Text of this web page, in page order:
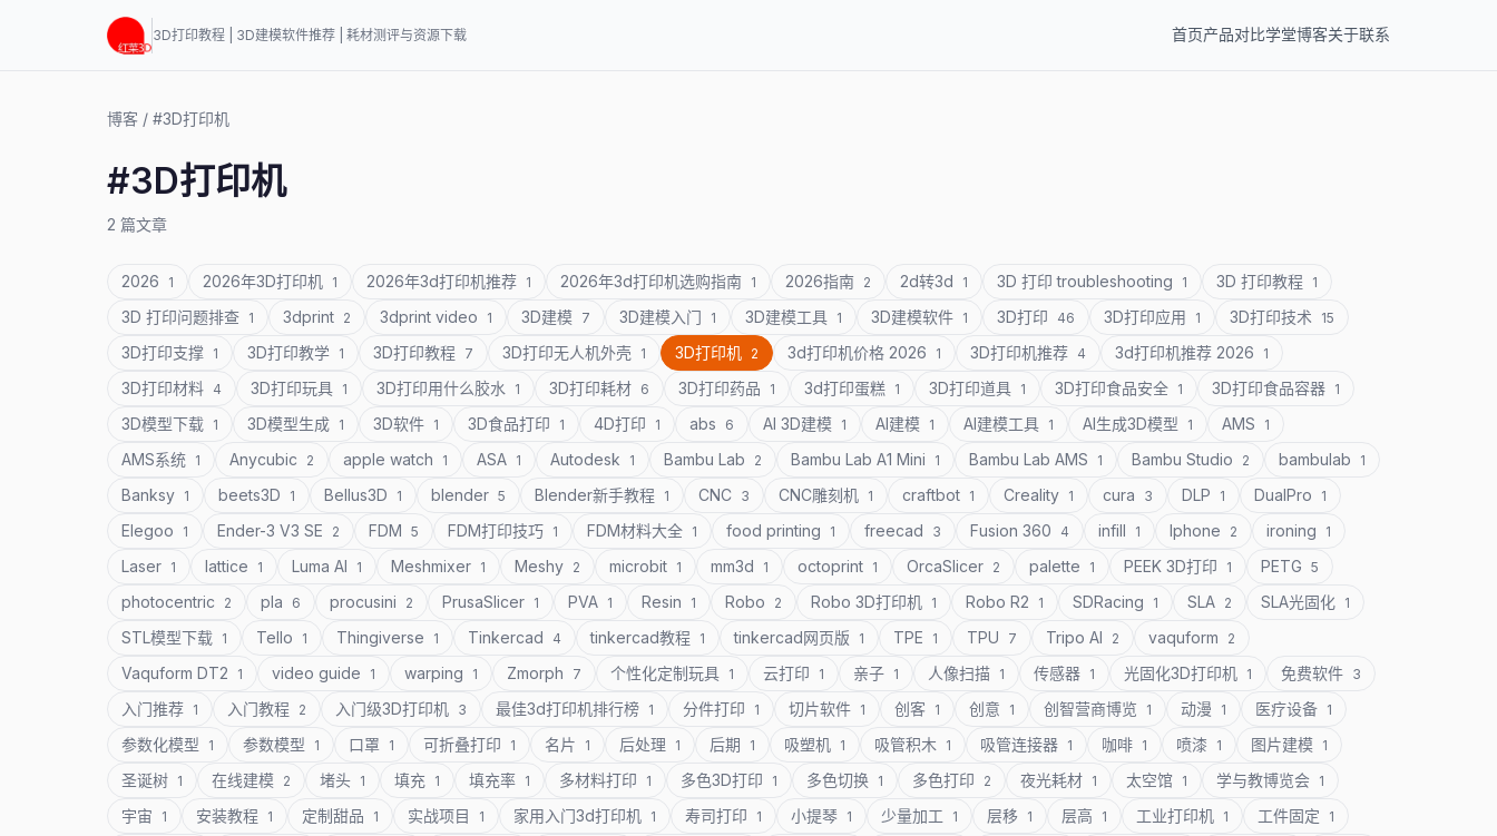
3D打印教程 | 3D建模软件推荐 | 耗材测评与资源下载 首页产品对比学堂博客关于联系
博客 / #3D打印机
#3D打印机
2 篇文章
2026 1 2026年3D打印机 1 2026年3d打印机推荐 1 2026年3d打印机选购指南 1 2026指南 2 2d转3d 1 3D 打印 troubleshooting 1 3D 打印教程 1
3D 打印问题排查 1 3dprint 2 3dprint video 1 3D建模 7 3D建模入门 1 3D建模工具 1 3D建模软件 1 3D打印 46 3D打印应用 1 3D打印技术 15
3D打印支撑 1 3D打印教学 1 3D打印教程 7 3D打印无人机外壳 1 3D打印机 2 3d打印机价格 2026 1 3D打印机推荐 4 3d打印机推荐 2026 1
3D打印材料 4 3D打印玩具 1 3D打印用什么胶水 1 3D打印耗材 6 3D打印药品 1 3d打印蛋糕 1 3D打印道具 1 3D打印食品安全 1 3D打印食品容器 1
3D模型下载 1 3D模型生成 1 3D软件 1 3D食品打印 1 4D打印 1 abs 6 AI 3D建模 1 AI建模 1 AI建模工具 1 AI生成3D模型 1 AMS 1
AMS系统 1 Anycubic 2 apple watch 1 ASA 1 Autodesk 1 Bambu Lab 2 Bambu Lab A1 Mini 1 Bambu Lab AMS 1 Bambu Studio 2 bambulab 1
Banksy 1 beets3D 1 Bellus3D 1 blender 5 Blender新手教程 1 CNC 3 CNC雕刻机 1 craftbot 1 Creality 1 cura 3 DLP 1 DualPro 1
Elegoo 1 Ender-3 V3 SE 2 FDM 5 FDM打印技巧 1 FDM材料大全 1 food printing 1 freecad 3 Fusion 360 4 infill 1 Iphone 2 ironing 1
Laser 1 lattice 1 Luma AI 1 Meshmixer 1 Meshy 2 microbit 1 mm3d 1 octoprint 1 OrcaSlicer 2 palette 1 PEEK 3D打印 1 PETG 5
photocentric 2 pla 6 procusini 2 PrusaSlicer 1 PVA 1 Resin 1 Robo 2 Robo 3D打印机 1 Robo R2 1 SDRacing 1 SLA 2 SLA光固化 1
STL模型下载 1 Tello 1 Thingiverse 1 Tinkercad 4 tinkercad教程 1 tinkercad网页版 1 TPE 1 TPU 7 Tripo AI 2 vaquform 2
Vaquform DT2 1 video guide 1 warping 1 Zmorph 7 个性化定制玩具 1 云打印 1 亲子 1 人像扫描 1 传感器 1 光固化3D打印机 1 免费软件 3
入门推荐 1 入门教程 2 入门级3D打印机 3 最佳3d打印机排行榜 1 分件打印 1 切片软件 1 创客 1 创意 1 创智营商博览 1 动漫 1 医疗设备 1
参数化模型 1 参数模型 1 口罩 1 可折叠打印 1 名片 1 后处理 1 后期 1 吸塑机 1 吸管积木 1 吸管连接器 1 咖啡 1 喷漆 1 图片建模 1
圣诞树 1 在线建模 2 堵头 1 填充 1 填充率 1 多材料打印 1 多色3D打印 1 多色切换 1 多色打印 2 夜光耗材 1 太空馆 1 学与教博览会 1
宇宙 1 安装教程 1 定制甜品 1 实战项目 1 家用入门3d打印机 1 寿司打印 1 小提琴 1 少量加工 1 层移 1 层高 1 工业打印机 1 工件固定 1